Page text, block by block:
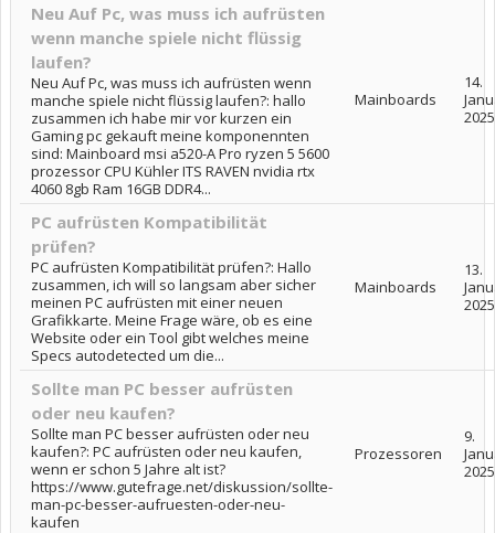
Neu Auf Pc, was muss ich aufrüsten
wenn manche spiele nicht flüssig
laufen?
Neu Auf Pc, was muss ich aufrüsten wenn
manche spiele nicht flüssig laufen?: hallo
zusammen ich habe mir vor kurzen ein
Gaming pc gekauft meine komponennten
sind: Mainboard msi a520-A Pro ryzen 5 5600
prozessor CPU Kühler ITS RAVEN nvidia rtx
4060 8gb Ram 16GB DDR4...
Mainboards
14.
2025
PC aufrüsten Kompatibilität
prüfen?
PC aufrüsten Kompatibilität prüfen?: Hallo
zusammen, ich will so langsam aber sicher
meinen PC aufrüsten mit einer neuen
Grafikkarte. Meine Frage wäre, ob es eine
Website oder ein Tool gibt welches meine
Specs autodetected um die...
Mainboards
13.
2025
Sollte man PC besser aufrüsten
oder neu kaufen?
Sollte man PC besser aufrüsten oder neu
kaufen?: PC aufrüsten oder neu kaufen,
wenn er schon 5 Jahre alt ist?
https://www.gutefrage.net/diskussion/sollte-
man-pc-besser-aufruesten-oder-neu-
kaufen
Prozessoren
9.
2025